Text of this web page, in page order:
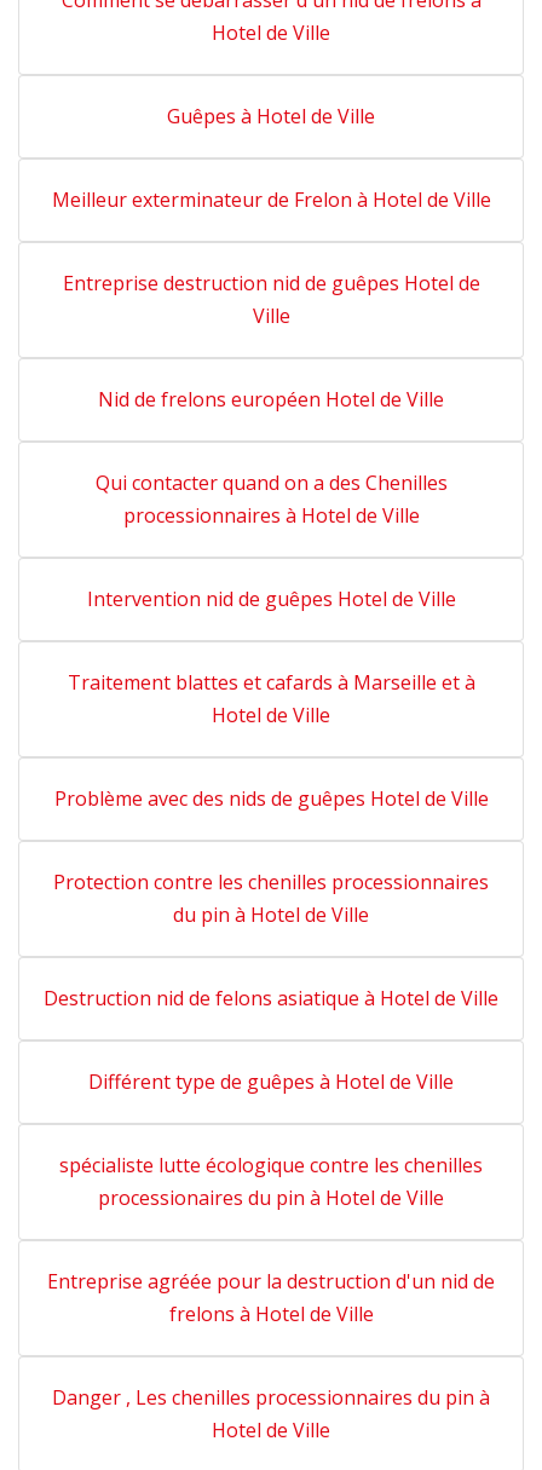
Hotel de Ville
Guêpes à Hotel de Ville
Meilleur exterminateur de Frelon à Hotel de Ville
Entreprise destruction nid de guêpes Hotel de
Ville
Nid de frelons européen Hotel de Ville
Qui contacter quand on a des Chenilles
processionnaires à Hotel de Ville
Intervention nid de guêpes Hotel de Ville
Traitement blattes et cafards à Marseille et à
Hotel de Ville
Problème avec des nids de guêpes Hotel de Ville
Protection contre les chenilles processionnaires
du pin à Hotel de Ville
Destruction nid de felons asiatique à Hotel de Ville
Différent type de guêpes à Hotel de Ville
spécialiste lutte écologique contre les chenilles
processionaires du pin à Hotel de Ville
Entreprise agréée pour la destruction d'un nid de
frelons à Hotel de Ville
Danger , Les chenilles processionnaires du pin à
Hotel de Ville